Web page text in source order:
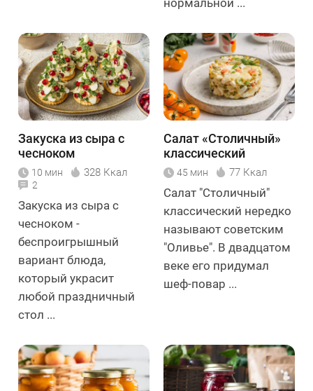
нормальной ...
Закуска из сыра с
чесноком
10 мин 328 Ккал
2
Закуска из сыра с
чесноком -
беспроигрышный
вариант блюда,
который украсит
любой праздничный
стол ...
Салат «Столичный»
классический
45 мин 77 Ккал
Салат "Столичный"
классический нередко
называют советским
"Оливье". В двадцатом
веке его придумал
шеф-повар ...